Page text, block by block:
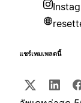
แชร์เทมเพลตนี้